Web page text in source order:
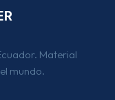
Material
mundo.